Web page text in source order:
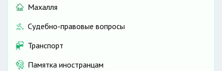
Махалля
Судебно-правовые вопросы
Транспорт
Памятка иностранцам